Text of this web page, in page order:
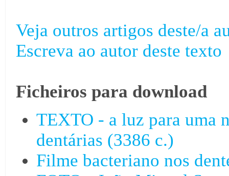
Veja outros artigos deste/a
Escreva ao autor deste texto
Ficheiros para download
TEXTO - a luz para uma
dentárias (3386 c.)
Filme bacteriano nos